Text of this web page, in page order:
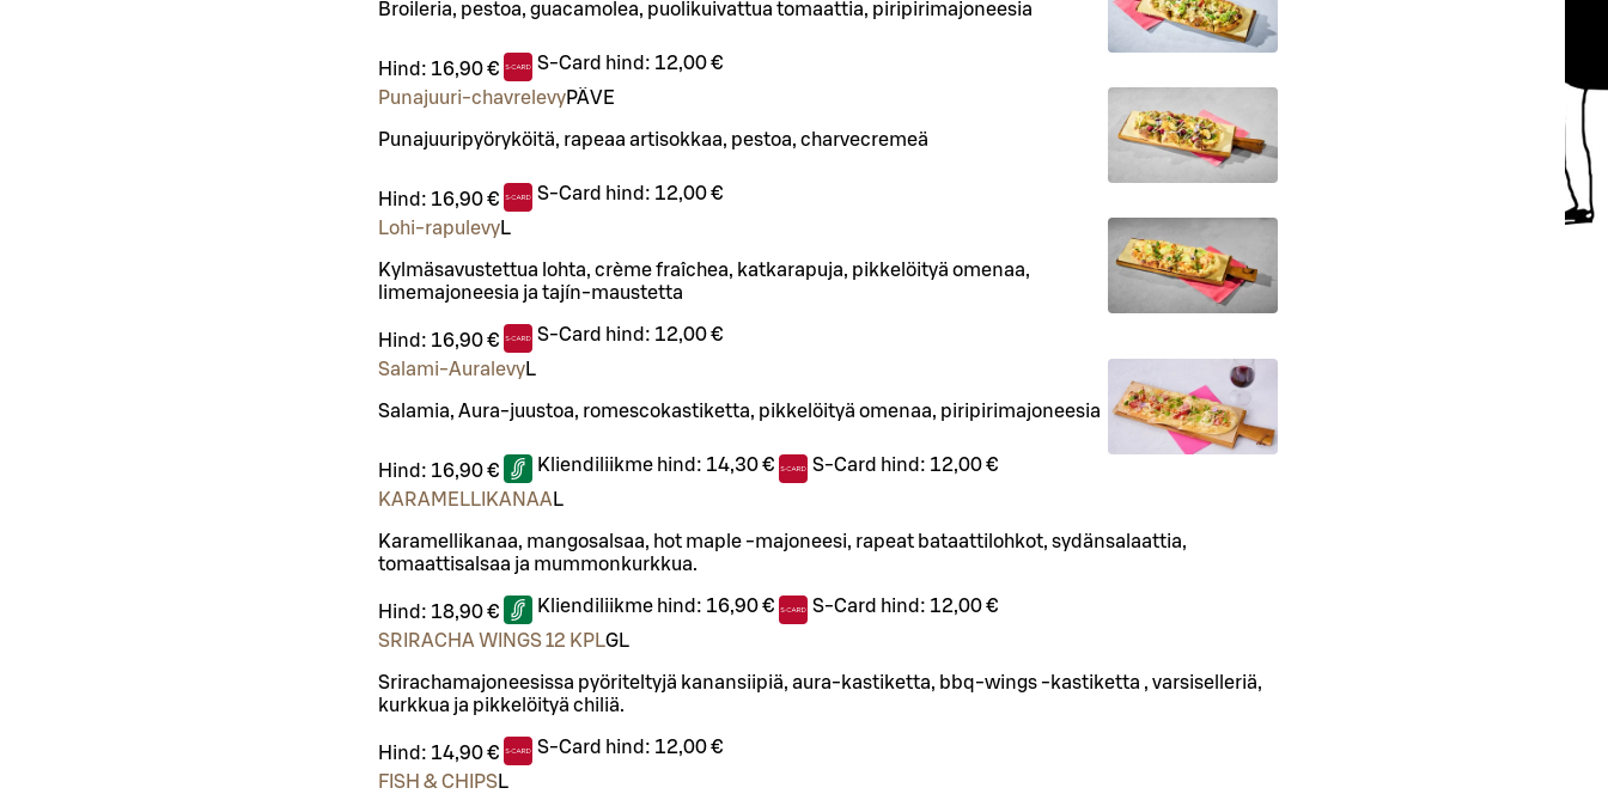
Broileria, pestoa, guacamolea, puolikuivattua tomaattia, piripirimajoneesia
Hind: 16,90 € S-Card hind: 12,00 €
Punajuuri-chavrelevyPÄVE
Punajuuripyöryköitä, rapeaa artisokkaa, pestoa, charvecremeä
Hind: 16,90 € S-Card hind: 12,00 €
Lohi-rapulevyL
Kylmäsavustettua lohta, crème fraîchea, katkarapuja, pikkelöityä omenaa,
limemajoneesia ja tajín-maustetta
Hind: 16,90 € S-Card hind: 12,00 €
Salami-AuralevyL
Salamia, Aura-juustoa, romescokastiketta, pikkelöityä omenaa, piripirimajoneesia
Hind: 16,90 € Kliendiliikme hind: 14,30 € S-Card hind: 12,00 €
KARAMELLIKANAAL
Karamellikanaa, mangosalsaa, hot maple -majoneesi, rapeat bataattilohkot, sydänsalaattia,
tomaattisalsaa ja mummonkurkkua.
Hind: 18,90 € Kliendiliikme hind: 16,90 € S-Card hind: 12,00 €
SRIRACHA WINGS 12 KPLGL
Srirachamajoneesissa pyöriteltyjä kanansiipiä, aura-kastiketta, bbq-wings -kastiketta , varsiselleriä,
kurkkua ja pikkelöityä chiliä.
Hind: 14,90 € S-Card hind: 12,00 €
FISH & CHIPSL